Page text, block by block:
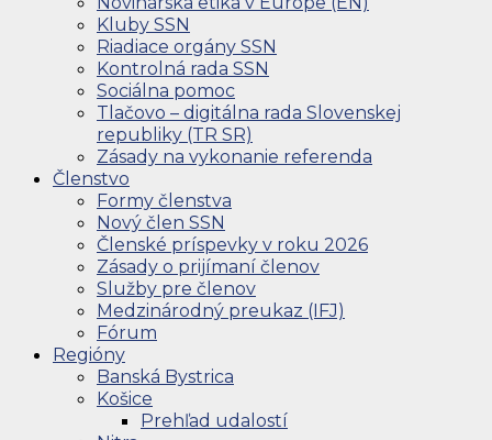
Kluby SSN
Riadiace orgány SSN
Kontrolná rada SSN
Sociálna pomoc
Tlačovo – digitálna rada Slovenskej
republiky (TR SR)
Zásady na vykonanie referenda
Členstvo
Formy členstva
Nový člen SSN
Členské príspevky v roku 2026
Zásady o prijímaní členov
Služby pre členov
Medzinárodný preukaz (IFJ)
Fórum
Regióny
Banská Bystrica
Košice
Prehľad udalostí